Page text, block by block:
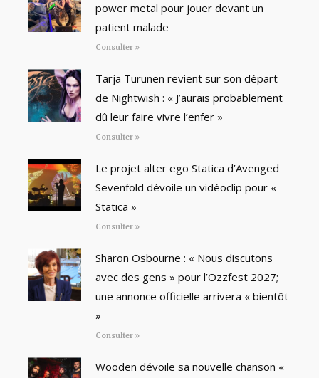
power metal pour jouer devant un
patient malade
Consulter »
Tarja Turunen revient sur son départ
de Nightwish : « J’aurais probablement
dû leur faire vivre l’enfer »
Consulter »
Le projet alter ego Statica d’Avenged
Sevenfold dévoile un vidéoclip pour «
Statica »
Consulter »
Sharon Osbourne : « Nous discutons
avec des gens » pour l’Ozzfest 2027;
une annonce officielle arrivera « bientôt
»
Consulter »
Wooden dévoile sa nouvelle chanson «